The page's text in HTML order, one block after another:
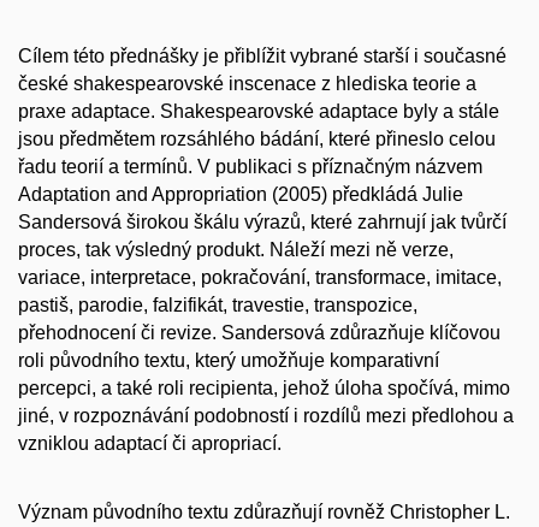
Cílem této přednášky je přiblížit vybrané starší i současné
české shakespearovské inscenace z hlediska teorie a
praxe adaptace. Shakespearovské adaptace byly a stále
jsou předmětem rozsáhlého bádání, které přineslo celou
řadu teorií a termínů. V publikaci s příznačným názvem
Adaptation and Appropriation (2005) předkládá Julie
Sandersová širokou škálu výrazů, které zahrnují jak tvůrčí
proces, tak výsledný produkt. Náleží mezi ně verze,
variace, interpretace, pokračování, transformace, imitace,
pastiš, parodie, falzifikát, travestie, transpozice,
přehodnocení či revize. Sandersová zdůrazňuje klíčovou
roli původního textu, který umožňuje komparativní
percepci, a také roli recipienta, jehož úloha spočívá, mimo
jiné, v rozpoznávání podobností i rozdílů mezi předlohou a
vzniklou adaptací či apropriací.
Význam původního textu zdůrazňují rovněž Christopher L.